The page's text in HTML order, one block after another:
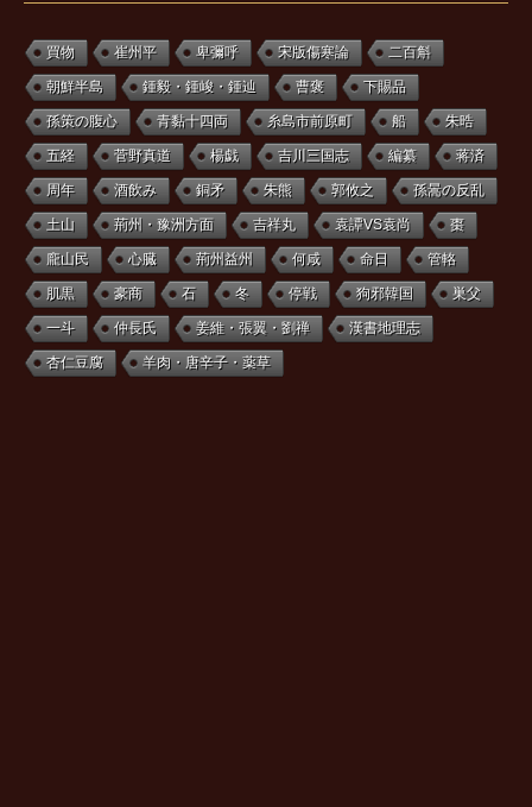
買物 崔州平 卑彌呼 宋版傷寒論 二百斛
朝鮮半島 鍾毅・鍾峻・鍾辿 曹褒 下賜品
孫策の腹心 青黏十四両 糸島市前原町 船 朱晧
五経 菅野真道 楊戯 吉川三国志 編纂 蒋済
周年 酒飲み 銅矛 朱熊 郭攸之 孫暠の反乱
土山 荊州・豫洲方面 吉祥丸 袁譚VS袁尚 棗
龐山民 心臓 荊州益州 何咸 命日 管輅
肌黒 豪商 石 冬 停戦 狗邪韓国 巣父
一斗 仲長氏 姜維・張翼・劉禅 漢書地理志
杏仁豆腐 羊肉・唐辛子・薬草